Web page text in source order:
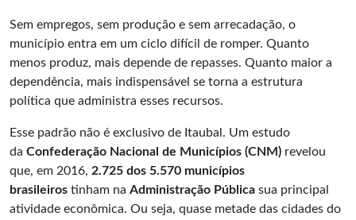
Sem empregos, sem produção e sem arrecadação, o
município entra em um ciclo difícil de romper. Quanto
menos produz, mais depende de repasses. Quanto maior a
dependência, mais indispensável se torna a estrutura
política que administra esses recursos.
Esse padrão não é exclusivo de Itaubal. Um estudo
da Confederação Nacional de Municípios (CNM) revelou
que, em 2016, 2.725 dos 5.570 municípios
brasileiros tinham na Administração Pública sua principal
atividade econômica. Ou seja, quase metade das cidades do